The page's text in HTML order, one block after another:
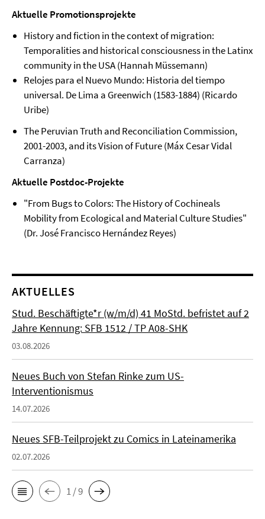
Aktuelle Promotionsprojekte
History and fiction in the context of migration:
Temporalities and historical consciousness in the Latinx
community in the USA (Hannah Müssemann)
Relojes para el Nuevo Mundo: Historia del tiempo
universal. De Lima a Greenwich (1583-1884) (Ricardo
Uribe)
The Peruvian Truth and Reconciliation Commission,
2001-2003, and its Vision of Future (Máx Cesar Vidal
Carranza)
Aktuelle Postdoc-Projekte
"From Bugs to Colors: The History of Cochineals
Mobility from Ecological and Material Culture Studies"
(Dr. José Francisco Hernández Reyes)
AKTUELLES
Stud. Beschäftigte*r (w/m/d) 41 MoStd. befristet auf 2
Jahre Kennung: SFB 1512 / TP A08-SHK
03.08.2026
Neues Buch von Stefan Rinke zum US-
Interventionismus
14.07.2026
Neues SFB-Teilprojekt zu Comics in Lateinamerika
02.07.2026
1 / 9